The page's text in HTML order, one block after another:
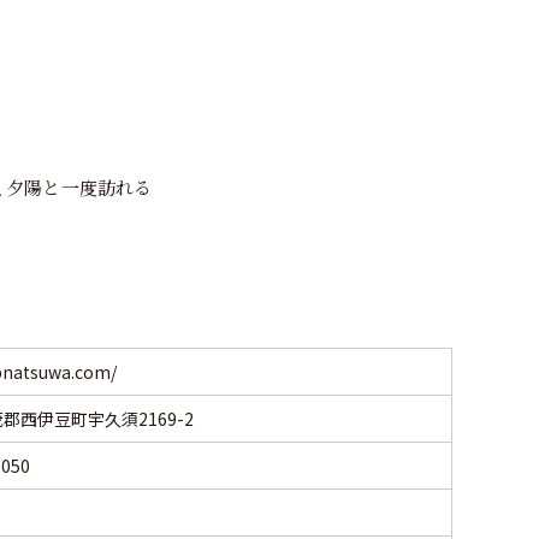
陽と一度訪れる
西伊豆町宇久須2169-2